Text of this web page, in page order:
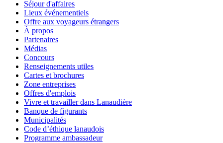
Séjour d'affaires
Lieux événementiels
Offre aux voyageurs étrangers
À propos
Partenaires
Médias
Concours
Renseignements utiles
Cartes et brochures
Zone entreprises
Offres d'emplois
Vivre et travailler dans Lanaudière
Banque de figurants
Municipalités
Code d’éthique lanaudois
Programme ambassadeur